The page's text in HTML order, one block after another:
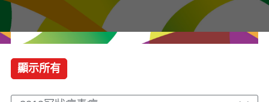
顯示所有